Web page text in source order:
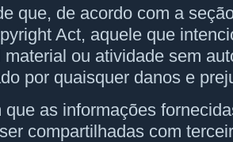
que, de acordo com a
Act, aquele que
material ou atividade sem
por quaisquer danos e
que as informações
compartilhadas com